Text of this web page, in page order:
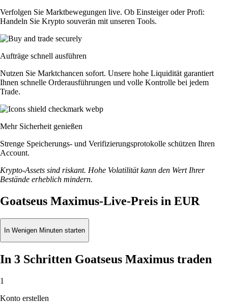
Verfolgen Sie Marktbewegungen live. Ob Einsteiger oder Profi:
Handeln Sie Krypto souverän mit unseren Tools.
Aufträge schnell ausführen
Nutzen Sie Marktchancen sofort. Unsere hohe Liquidität garantiert
Ihnen schnelle Orderausführungen und volle Kontrolle bei jedem
Trade.
Mehr Sicherheit genießen
Strenge Speicherungs- und Verifizierungsprotokolle schützen Ihren
Account.
Krypto-Assets sind riskant. Hohe Volatilität kann den Wert Ihrer
Bestände erheblich mindern.
Goatseus Maximus-Live-Preis in EUR
In Wenigen Minuten starten
In 3 Schritten Goatseus Maximus traden
1
Konto erstellen